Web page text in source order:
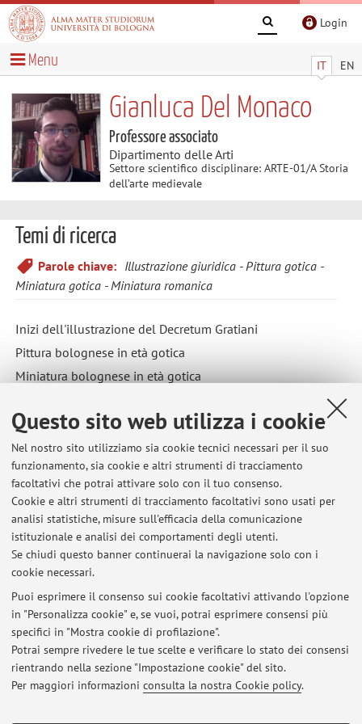
Questo sito web utilizza i cookie
Nel nostro sito utilizziamo sia cookie tecnici necessari per il suo
funzionamento, sia cookie e altri strumenti di tracciamento
facoltativi che potrai attivare solo con il tuo consenso.
Cookie e altri strumenti di tracciamento facoltativi sono usati per
analisi statistiche, misure sull'efficacia della comunicazione
istituzionale e analisi dei comportamenti degli utenti.
Se chiudi questo banner continuerai la navigazione solo con i
cookie necessari.
Puoi esprimere il consenso sui cookie facoltativi attivando l'opzione
in "Personalizza cookie" e, se vuoi, potrai esprimere consensi più
specifici in "Mostra cookie di profilazione".
Potrai sempre rivedere le tue scelte e verificare lo stato dei consensi
rientrando nella sezione "Impostazione cookie" del sito.
Per maggiori informazioni consulta la nostra Cookie policy.
Login
IT EN
Menu
Gianluca Del Monaco
Professore associato
Dipartimento delle Arti
Settore scientifico disciplinare: ARTE-01/A Storia
dell’arte medievale
Temi di ricerca
Parole chiave: Illustrazione giuridica
Pittura gotica
Miniatura gotica
Miniatura romanica
Inizi dell'illustrazione del Decretum Gratiani
Pittura bolognese in età gotica
Miniatura bolognese in età gotica
Ultimi avvisi
Annullamento lezioni di Arti preziose nel Medioevo occidentale, 14 e
18 maggio 2026
Pubblicato il: 11 maggio 2026
Programma Storia della miniatura (L-ART/01, 5 CFU), Scuola di
Specializzazione in Beni Storico Artistici, a.a. 2025-2026, 2° anno,
modulo del Monaco
Pubblicato il: 19 gennaio 2026
Laboratorio in preparazione della tesi DAMS: studenti con debito
d'esame
Pubblicato il: 19 dicembre 2025